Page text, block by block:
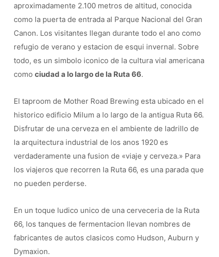
aproximadamente 2.100 metros de altitud, conocida
como la puerta de entrada al Parque Nacional del Gran
Canon. Los visitantes llegan durante todo el ano como
refugio de verano y estacion de esqui invernal. Sobre
todo, es un simbolo iconico de la cultura vial americana
como ciudad a lo largo de la Ruta 66.
El taproom de Mother Road Brewing esta ubicado en el
historico edificio Milum a lo largo de la antigua Ruta 66.
Disfrutar de una cerveza en el ambiente de ladrillo de
la arquitectura industrial de los anos 1920 es
verdaderamente una fusion de «viaje y cerveza.» Para
los viajeros que recorren la Ruta 66, es una parada que
no pueden perderse.
En un toque ludico unico de una cerveceria de la Ruta
66, los tanques de fermentacion llevan nombres de
fabricantes de autos clasicos como Hudson, Auburn y
Dymaxion.